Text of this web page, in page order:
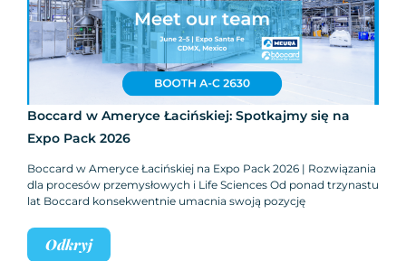
Boccard w Ameryce Łacińskiej: Spotkajmy się na
Expo Pack 2026
Boccard w Ameryce Łacińskiej na Expo Pack 2026 | Rozwiązania
dla procesów przemysłowych i Life Sciences Od ponad trzynastu
lat Boccard konsekwentnie umacnia swoją pozycję
Odkryj